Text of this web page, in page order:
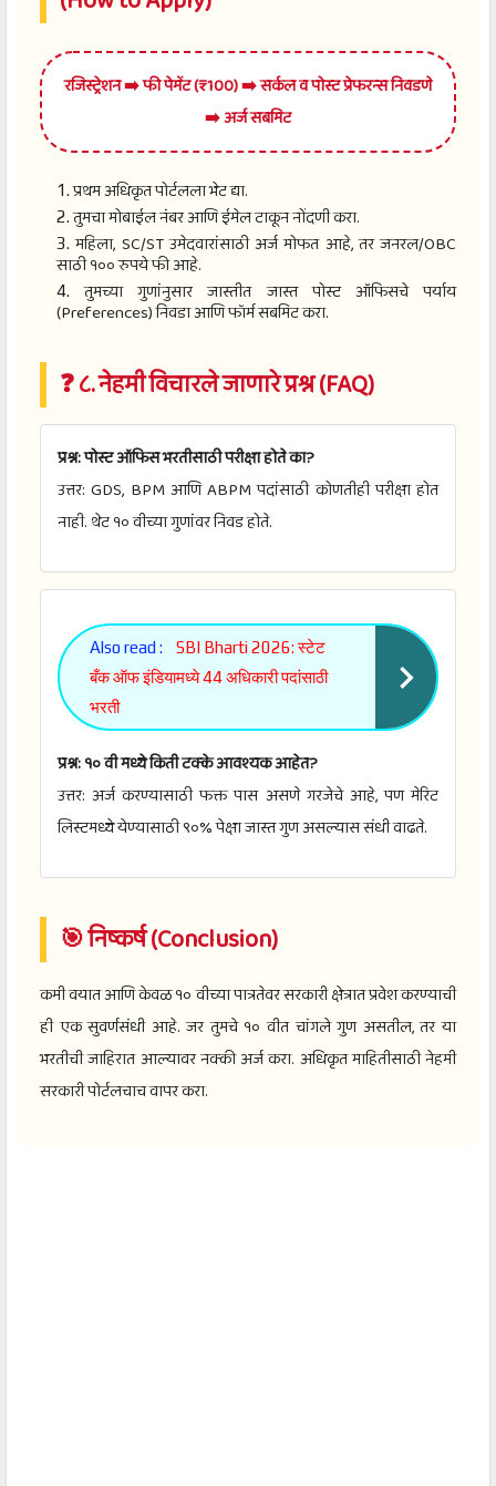
रजिस्ट्रेशन ➡️ फी पेमेंट (₹100) ➡️ सर्कल व पोस्ट प्रेफरन्स निवडणे
➡️ अर्ज सबमिट
प्रथम अधिकृत पोर्टलला भेट द्या.
तुमचा मोबाईल नंबर आणि ईमेल टाकून नोंदणी करा.
महिला, SC/ST उमेदवारांसाठी अर्ज मोफत आहे, तर जनरल/OBC
साठी १०० रुपये फी आहे.
तुमच्या गुणांनुसार जास्तीत जास्त पोस्ट ऑफिसचे पर्याय
(Preferences) निवडा आणि फॉर्म सबमिट करा.
❓ ८. नेहमी विचारले जाणारे प्रश्न (FAQ)
प्रश्न: पोस्ट ऑफिस भरतीसाठी परीक्षा होते का?
उत्तर: GDS, BPM आणि ABPM पदांसाठी कोणतीही परीक्षा होत
नाही. थेट १० वीच्या गुणांवर निवड होते.
Also read :
SBI Bharti 2026: स्टेट
बँक ऑफ इंडियामध्ये 44 अधिकारी पदांसाठी
भरती
प्रश्न: १० वी मध्ये किती टक्के आवश्यक आहेत?
उत्तर: अर्ज करण्यासाठी फक्त पास असणे गरजेचे आहे, पण मेरिट
लिस्टमध्ये येण्यासाठी ९०% पेक्षा जास्त गुण असल्यास संधी वाढते.
🎯 निष्कर्ष (Conclusion)
कमी वयात आणि केवळ १० वीच्या पात्रतेवर सरकारी क्षेत्रात प्रवेश करण्याची
ही एक सुवर्णसंधी आहे. जर तुमचे १० वीत चांगले गुण असतील, तर या
भरतीची जाहिरात आल्यावर नक्की अर्ज करा. अधिकृत माहितीसाठी नेहमी
सरकारी पोर्टलचाच वापर करा.